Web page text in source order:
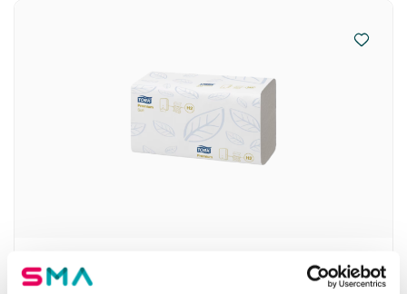
Tork Xpress H2 vouwhanddoekjes, 21.2cm x
25.5cm, Soft Multifold, 2-laags, wit (21×150)